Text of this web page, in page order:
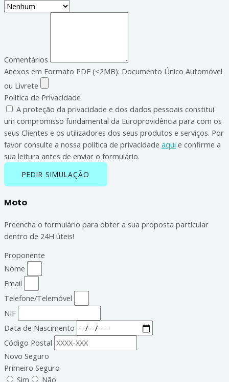
Comentários
Anexos em Formato PDF (<2MB): Documento Único Automóvel
ou Livrete
Política de Privacidade
A proteção da privacidade e dos dados pessoais constitui
um compromisso fundamental da Europrovidência para com os
seus Clientes e os utilizadores dos seus produtos e serviços. Por
favor consulte a nossa política de privacidade aqui e confirme a
sua leitura antes de enviar o formulário.
PEDIR SIMULAÇÃO
Moto
Preencha o formulário para obter a sua proposta particular
dentro de 24H úteis!
Proponente
Nome
Email
Telefone/Telemóvel
NIF
Data de Nascimento
Código Postal
Novo Seguro
Primeiro Seguro
Sim
Não